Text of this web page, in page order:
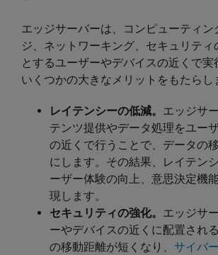
エッジサーバーは、コンピューティン
ジ、ネットワーキング、セキュリティ
とするユーザーやデバイスの近くで実
いくつかの大きなメリットをもたらし
レイテンシーの低減。 エッジサ
テンツ提供やデータ処理をユー
の近くで行うことで、データの
にします。その結果、レイテン
ーザー体験の向上、意思決定機
現します。
セキュリティの強化。 エッジサ
ーやデバイスの近くに配置され
の移動距離が短くなり、 サイバ